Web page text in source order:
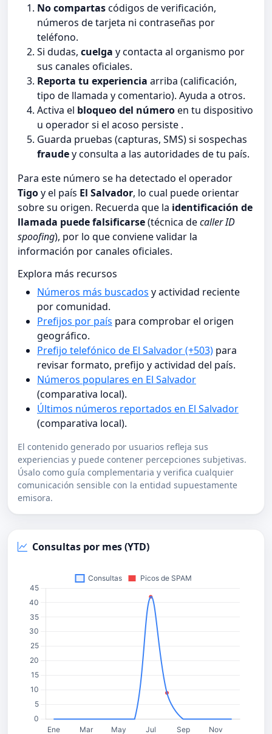
No compartascódigos de verificación,
números de tarjeta ni contraseñas por
teléfono.
Si dudas, cuelga y contacta al organismo por
sus canales oficiales.
Reporta tu experiencia arriba (calificación,
tipo de llamada y comentario). Ayuda a otros.
Activa el bloqueo del númeroen tu dispositivo
u operador si el acoso persiste .
Guarda pruebas (capturas, SMS) si sospechas
fraudey consulta a las autoridades de tu país.
Para este número se ha detectado el operador
Tigoy el país El Salvador, lo cual puede orientar
sobre su origen. Recuerda que la identificación de
llamada puede falsificarse(técnica decaller ID
spoofing), por lo que conviene validar la
información por canales oficiales.
Explora más recursos
Números más buscados y actividad reciente
por comunidad.
Prefijos por país para comprobar el origen
geográfico.
Prefijo telefónico de El Salvador (+503) para
revisar formato, prefijo y actividad del país.
Números populares en El Salvador
(comparativa local).
Últimos números reportados en El Salvador
(comparativa local).
El contenido generado por usuarios refleja sus
experiencias y puede contener percepciones subjetivas.
Úsalo como guía complementaria y verifica cualquier
comunicación sensible con la entidad supuestamente
emisora.
Consultas por mes (YTD)